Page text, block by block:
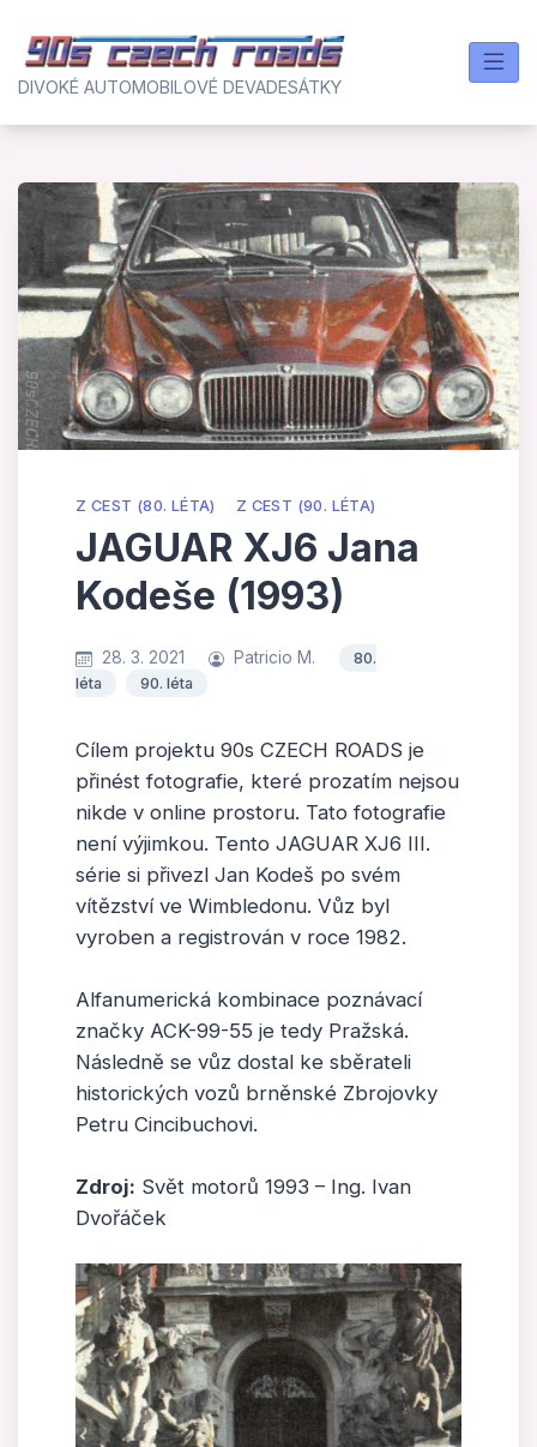
content
DIVOKÉ AUTOMOBILOVÉ DEVADESÁTKY
Z CEST (80. LÉTA) Z CEST (90. LÉTA)
JAGUAR XJ6 Jana
Kodeše (1993)
28. 3. 2021 Patricio M.
80.
léta
90. léta
Cílem projektu 90s CZECH ROADS je
přinést fotografie, které prozatím nejsou
nikde v online prostoru. Tato fotografie
není výjimkou. Tento JAGUAR XJ6 III.
série si přivezl Jan Kodeš po svém
vítězství ve Wimbledonu. Vůz byl
vyroben a registrován v roce 1982.
Alfanumerická kombinace poznávací
značky ACK-99-55 je tedy Pražská.
Následně se vůz dostal ke sběrateli
historických vozů brněnské Zbrojovky
Petru Cincibuchovi.
Zdroj: Svět motorů 1993 – Ing. Ivan
Dvořáček